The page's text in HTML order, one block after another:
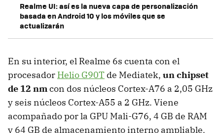
Realme UI: así es la nueva capa de personalización
basada en Android 10 y los móviles que se
actualizarán
En su interior, el Realme 6s cuenta con el
procesador Helio G90T de Mediatek, un chipset
de 12 nmcon dos núcleos Cortex-A76 a 2,05 GHz
y seis núcleos Cortex-A55 a 2 GHz. Viene
acompañado por la GPU Mali-G76, 4 GB de RAM
y 64 GB de almacenamiento interno ampliable.